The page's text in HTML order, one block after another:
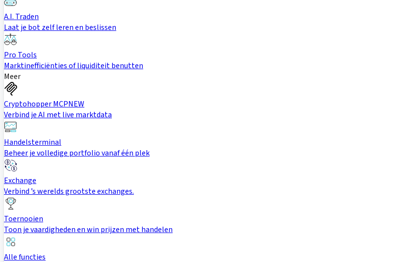
A.I. Traden
Laat je bot zelf leren en beslissen
Pro Tools
Marktinefficiënties of liquiditeit benutten
Meer
Cryptohopper MCPNEW
Verbind je AI met live marktdata
Handelsterminal
Beheer je volledige portfolio vanaf één plek
Exchange
Verbind ’s werelds grootste exchanges.
Toernooien
Toon je vaardigheden en win prijzen met handelen
Alle functies